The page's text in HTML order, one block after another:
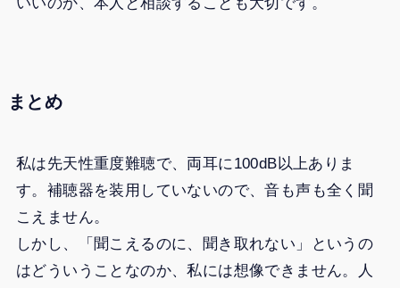
まとめ
私は先天性重度難聴で、両耳に100dB以上ありま
す。補聴器を装用していないので、音も声も全く聞
こえません。
しかし、「聞こえるのに、聞き取れない」というの
はどういうことなのか、私には想像できません。人